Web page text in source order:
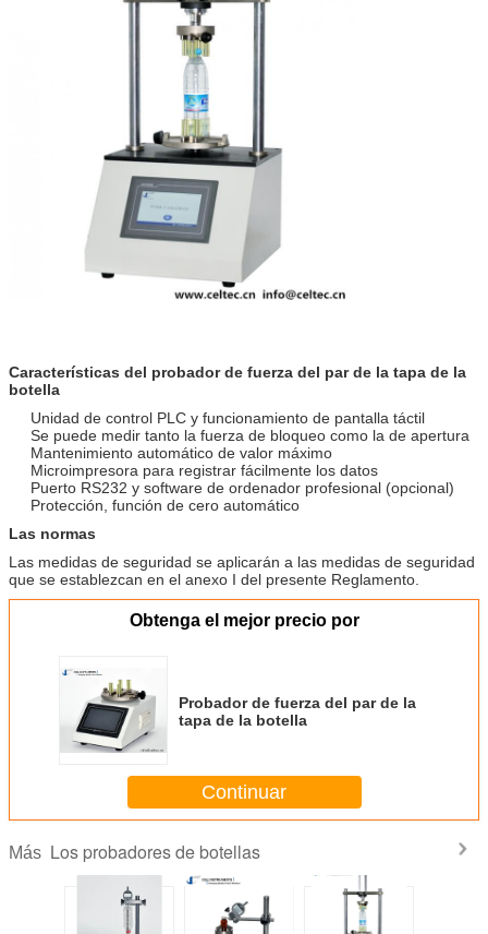
Características del probador de fuerza del par de la tapa de la
botella
Unidad de control PLC y funcionamiento de pantalla táctil
Se puede medir tanto la fuerza de bloqueo como la de apertura
Mantenimiento automático de valor máximo
Microimpresora para registrar fácilmente los datos
Puerto RS232 y software de ordenador profesional (opcional)
Protección, función de cero automático
Las normas
Las medidas de seguridad se aplicarán a las medidas de seguridad
que se establezcan en el anexo I del presente Reglamento.
Obtenga el mejor precio por
Probador de fuerza del par de la
tapa de la botella
Continuar
Más Los probadores de botellas